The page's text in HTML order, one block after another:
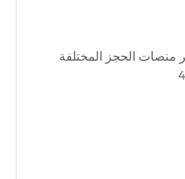
هذه الوحدة 478 عبر منصات الحجز المختلفة